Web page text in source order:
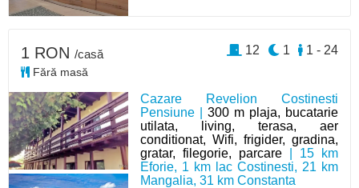
Cazare Revelion Costinesti
Pensiune |300 m plaja, bucatarie
utilata, living, terasa, aer
conditionat, Wifi, frigider, gradina,
gratar, filegorie, parcare | 15 km
Eforie, 1 km lac Costinesti, 21 km
Mangalia, 31 km Constanta
1 RON /casă
Fără masă
1 - 24
1
12